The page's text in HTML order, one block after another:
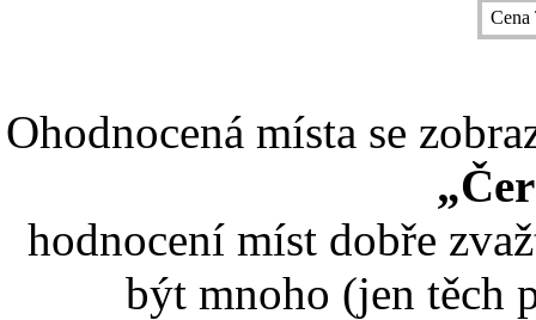
Ohodnocená místa se
hodnocení míst dobře
být mnoho (jen těch